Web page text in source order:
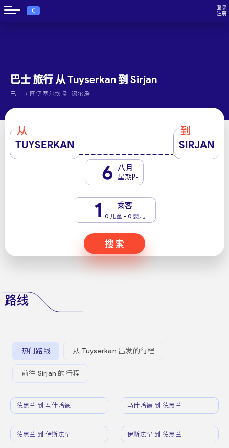
€
登录
注册
巴士 旅行 从 Tuyserkan 到 Sirjan
巴士 › 图伊塞尔坎 到 锡尔詹
从
TUYSERKAN
到
SIRJAN
6 八月
星期四
1 乘客
0 儿童 - 0 婴儿
搜索
路线
热门路线 从 Tuyserkan 出发的行程
前往 Sirjan 的行程
德黑兰 到 马什哈德 马什哈德 到 德黑兰
德黑兰 到 伊斯法罕 伊斯法罕 到 德黑兰